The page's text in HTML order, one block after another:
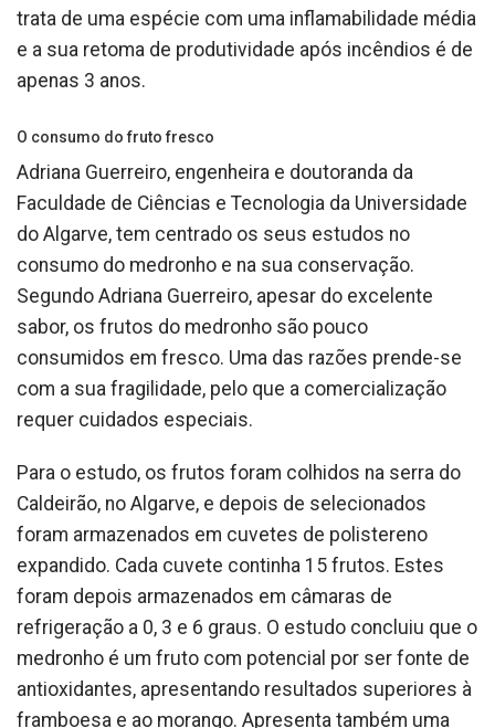
trata de uma espécie com uma inflamabilidade média
e a sua retoma de produtividade após incêndios é de
apenas 3 anos.
O consumo do fruto fresco
Adriana Guerreiro, engenheira e doutoranda da
Faculdade de Ciências e Tecnologia da Universidade
do Algarve, tem centrado os seus estudos no
consumo do medronho e na sua conservação.
Segundo Adriana Guerreiro, apesar do excelente
sabor, os frutos do medronho são pouco
consumidos em fresco. Uma das razões prende-se
com a sua fragilidade, pelo que a comercialização
requer cuidados especiais.
Para o estudo, os frutos foram colhidos na serra do
Caldeirão, no Algarve, e depois de selecionados
foram armazenados em cuvetes de polistereno
expandido. Cada cuvete continha 15 frutos. Estes
foram depois armazenados em câmaras de
refrigeração a 0, 3 e 6 graus. O estudo concluiu que o
medronho é um fruto com potencial por ser fonte de
antioxidantes, apresentando resultados superiores à
framboesa e ao morango. Apresenta também uma